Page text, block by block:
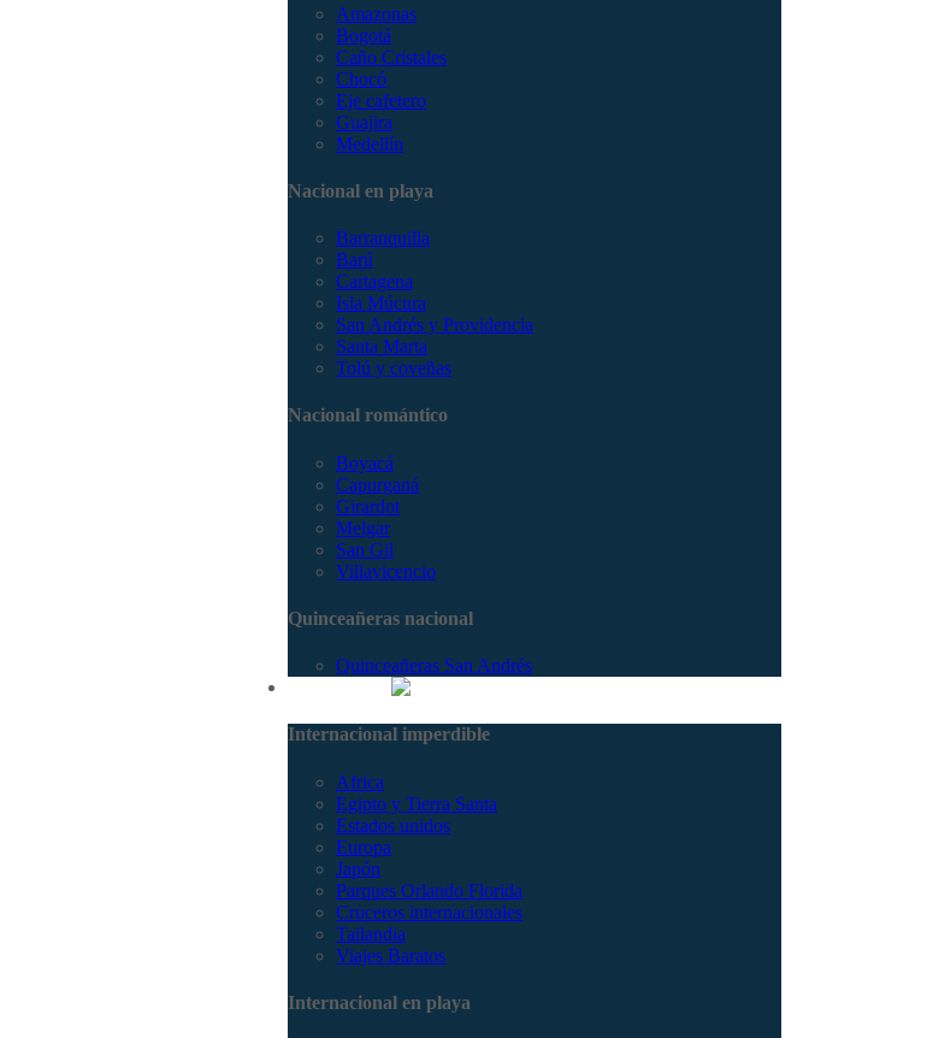
Amazonas
Bogotá
Caño Cristales
Chocó
Eje cafetero
Guajira
Medellín
Nacional en playa
Barranquilla
Barú
Cartagena
Isla Múcura
San Andrés y Providencia
Santa Marta
Tolú y coveñas
Nacional romántico
Boyacá
Capurganá
Girardot
Melgar
San Gil
Villavicencio
Quinceañeras nacional
Quinceañeras San Andrés
Internacional imperdible
Africa
Egipto y Tierra Santa
Estados unidos
Europa
Japón
Parques Orlando Florida
Cruceros internacionales
Tailandia
Viajes Baratos
Internacional en playa